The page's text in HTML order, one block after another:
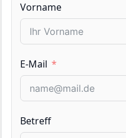
Vorname
E-Mail
Betreff